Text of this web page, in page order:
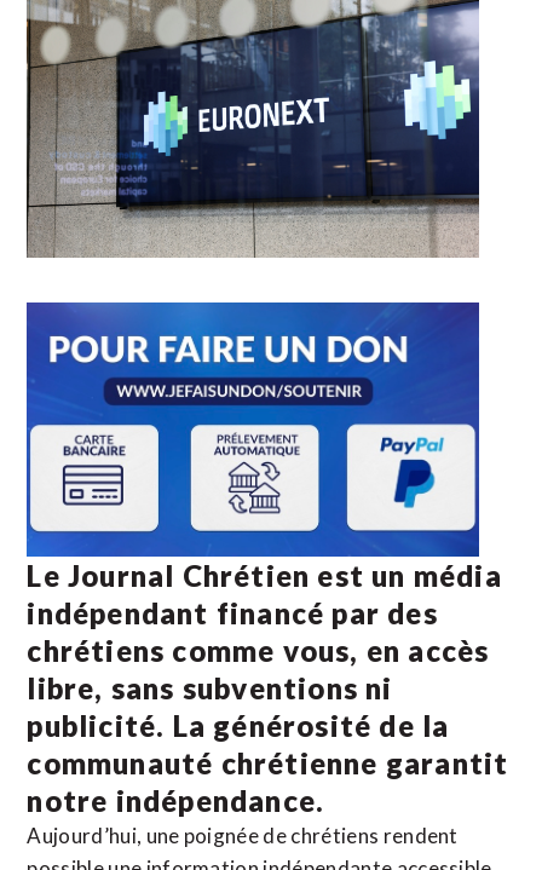
Le Journal Chrétien est un média
indépendant financé par des
chrétiens comme vous, en accès
libre, sans subventions ni
publicité. La générosité de la
communauté chrétienne garantit
notre indépendance.
Aujourd’hui, une poignée de chrétiens rendent